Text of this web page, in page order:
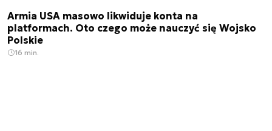
Armia USA masowo likwiduje konta na
platformach. Oto czego może nauczyć się Wojsko
Polskie
16 min.